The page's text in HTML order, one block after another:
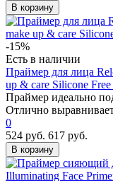
В корзину
-15%
Есть в наличии
Праймер для лица
up & care Silicone
Праймер идеально
Отлично
0
524 руб. 617 руб.
В корзину